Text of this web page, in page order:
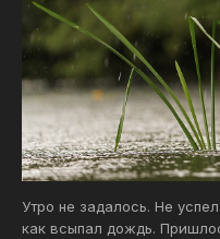
Утро не задалось. Не
как всыпал дождь.